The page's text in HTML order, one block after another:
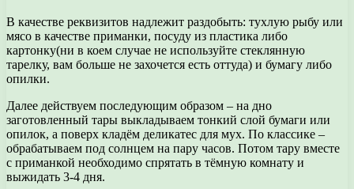
В качестве реквизитов надлежит раздобыть: тухлую рыбу или
мясо в качестве приманки, посуду из пластика либо
картонку(ни в коем случае не используйте стеклянную
тарелку, вам больше не захочется есть оттуда) и бумагу либо
опилки.
Далее действуем последующим образом – на дно
заготовленный тары выкладываем тонкий слой бумаги или
опилок, а поверх кладём деликатес для мух. По классике –
обрабатываем под солнцем на пару часов. Потом тару вместе
с приманкой необходимо спрятать в тёмную комнату и
выжидать 3-4 дня.